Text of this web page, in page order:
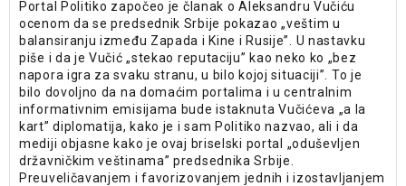
Portal Politiko započeo je članak o Aleksandru Vučiću
ocenom da se predsednik Srbije pokazao „veštim u
balansiranju između Zapada i Kine i Rusije”. U nastavku
piše i da je Vučić „stekao reputaciju” kao neko ko „bez
napora igra za svaku stranu, u bilo kojoj situaciji”. To je
bilo dovoljno da na domaćim portalima i u centralnim
informativnim emisijama bude istaknuta Vučićeva „a la
kart” diplomatija, kako je i sam Politiko nazvao, ali i da
mediji objasne kako je ovaj briselski portal „oduševljen
državničkim veštinama” predsednika Srbije.
Preuveličavanjem i favorizovanjem jednih i izostavljanjem